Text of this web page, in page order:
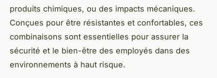
produits chimiques, ou des impacts mécaniques.
Conçues pour être résistantes et confortables, ces
combinaisons sont essentielles pour assurer la
sécurité et le bien-être des employés dans des
environnements à haut risque.